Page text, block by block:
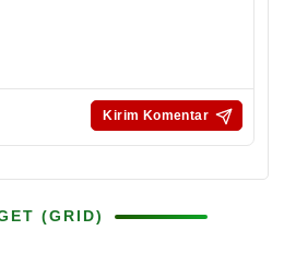
(GRID)